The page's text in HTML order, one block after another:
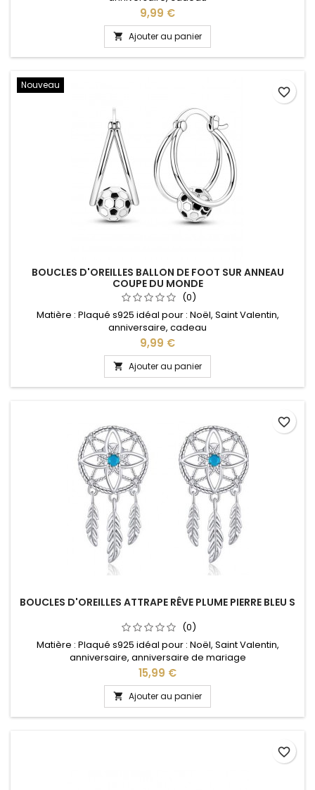
Prix
9,99 €
 Ajouter au panier
Nouveau
BOUCLES D'OREILLES BALLON DE FOOT SUR ANNEAU
COUPE DU MONDE
(0)
Matière : Plaqué s925 idéal pour : Noël, Saint Valentin,
anniversaire, cadeau
Prix
9,99 €
 Ajouter au panier
favorite_border
BOUCLES D'OREILLES ATTRAPE RÊVE PLUME PIERRE BLEU S
(0)
Matière : Plaqué s925 idéal pour : Noël, Saint Valentin,
anniversaire, anniversaire de mariage
Prix
15,99 €
 Ajouter au panier
favorite_border
favorite_border